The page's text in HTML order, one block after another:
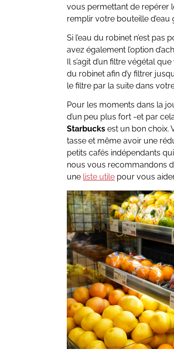
vous permettant de repérer
remplir votre bouteille d’eau
Si l’eau du robinet n’est pas
avez également l’option
Il s’agit d’un filtre végétal
du robinet afin d’y filtrer
le filtre par la suite dans
Pour les moments dans la
d’un peu plus fort -et par
Starbucks est un bon choix.
tasse et même avoir une
petits cafés indépendants
nous vous recommandons
une liste utile pour vous